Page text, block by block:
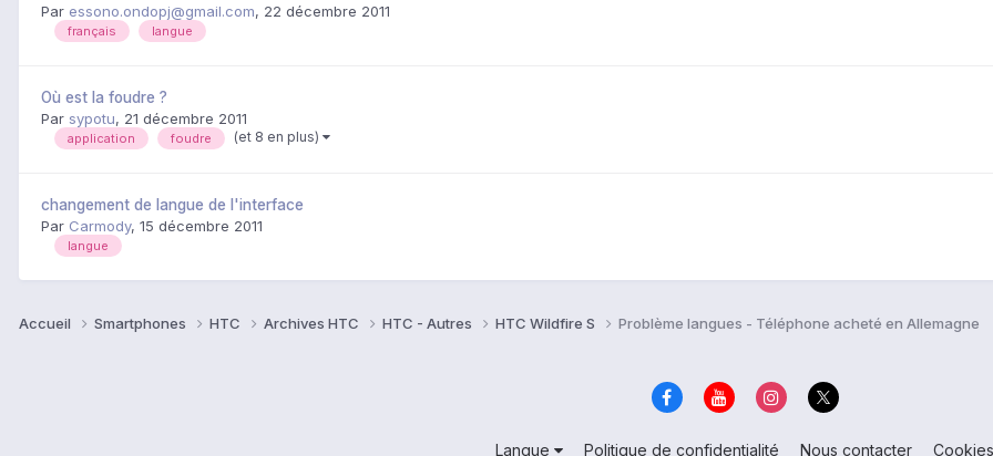
Par essono.ondopj@gmail.com, 22 décembre 2011
français langue
Où est la foudre ?
Par sypotu, 21 décembre 2011
application foudre (et 8 en plus)
changement de langue de l'interface
Par Carmody, 15 décembre 2011
langue
Accueil Smartphones HTC Archives HTC HTC - Autres HTC Wildfire S Problème langues - Téléphone acheté en Allemagne
Langue Politique de confidentialité Nous contacter Cookies